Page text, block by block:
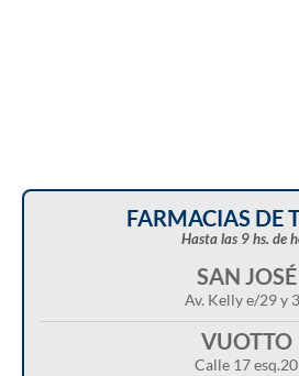
FARMACIAS DE
Hasta las 9 hs. de
SAN JOSÉ
Av. Kelly e/29 y
VUOTTO
Calle 17 esq.20